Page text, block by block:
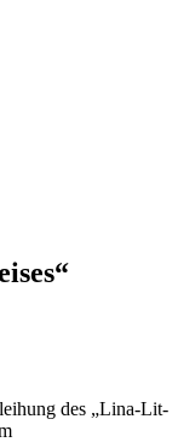
des „Lina-Lit-